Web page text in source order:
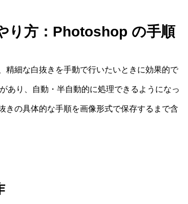
り方：Photoshop の手順
精細な白抜きを手動で行いたいときに効果的で
あり、自動・半自動的に処理できるようになっ
きの具体的な手順を画像形式で保存するまで含